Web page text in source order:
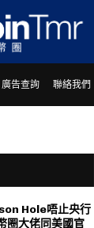
廣告查詢 聯絡我們
Hole唔止央行
圈大佬同美國官